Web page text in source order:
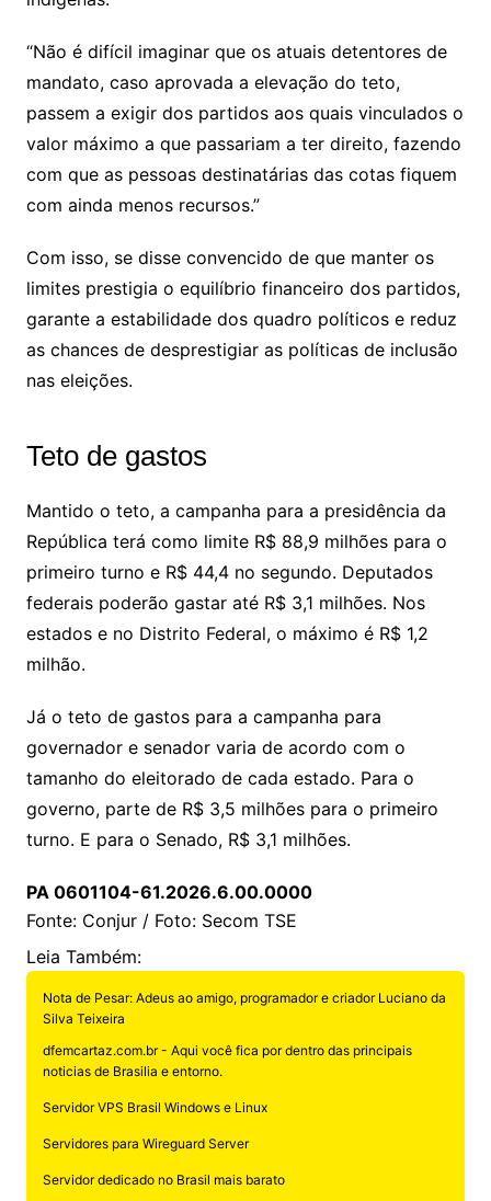
“Não é difícil imaginar que os atuais detentores de
mandato, caso aprovada a elevação do teto,
passem a exigir dos partidos aos quais vinculados o
valor máximo a que passariam a ter direito, fazendo
com que as pessoas destinatárias das cotas fiquem
com ainda menos recursos.”
Com isso, se disse convencido de que manter os
limites prestigia o equilíbrio financeiro dos partidos,
garante a estabilidade dos quadro políticos e reduz
as chances de desprestigiar as políticas de inclusão
nas eleições.
Teto de gastos
Mantido o teto, a campanha para a presidência da
República terá como limite R$ 88,9 milhões para o
primeiro turno e R$ 44,4 no segundo. Deputados
federais poderão gastar até R$ 3,1 milhões. Nos
estados e no Distrito Federal, o máximo é R$ 1,2
milhão.
Já o teto de gastos para a campanha para
governador e senador varia de acordo com o
tamanho do eleitorado de cada estado. Para o
governo, parte de R$ 3,5 milhões para o primeiro
turno. E para o Senado, R$ 3,1 milhões.
PA 0601104-61.2026.6.00.0000
Fonte: Conjur / Foto: Secom TSE
Leia Também:
Nota de Pesar: Adeus ao amigo, programador e criador Luciano da
Silva Teixeira
dfemcartaz.com.br - Aqui você fica por dentro das principais
noticias de Brasilia e entorno.
Servidor VPS Brasil Windows e Linux
Servidores para Wireguard Server
Servidor dedicado no Brasil mais barato